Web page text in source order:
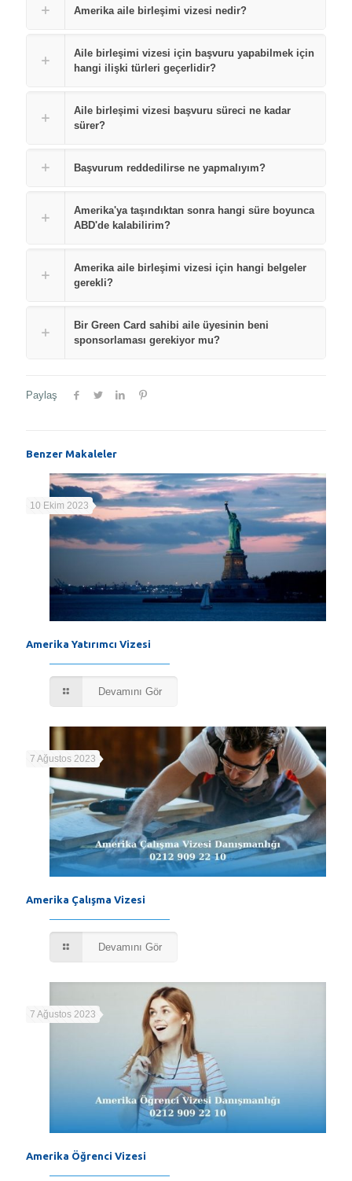
Amerika aile birleşimi vizesi nedir?
Aile birleşimi vizesi için başvuru yapabilmek için
hangi ilişki türleri geçerlidir?
Aile birleşimi vizesi başvuru süreci ne kadar
sürer?
Başvurum reddedilirse ne yapmalıyım?
Amerika'ya taşındıktan sonra hangi süre boyunca
ABD'de kalabilirim?
Amerika aile birleşimi vizesi için hangi belgeler
gerekli?
Bir Green Card sahibi aile üyesinin beni
sponsorlaması gerekiyor mu?
Paylaş
Benzer Makaleler
10 Ekim 2023
Amerika Yatırımcı Vizesi
Devamını Gör
7 Ağustos 2023
Amerika Çalışma Vizesi
Devamını Gör
7 Ağustos 2023
Amerika Öğrenci Vizesi